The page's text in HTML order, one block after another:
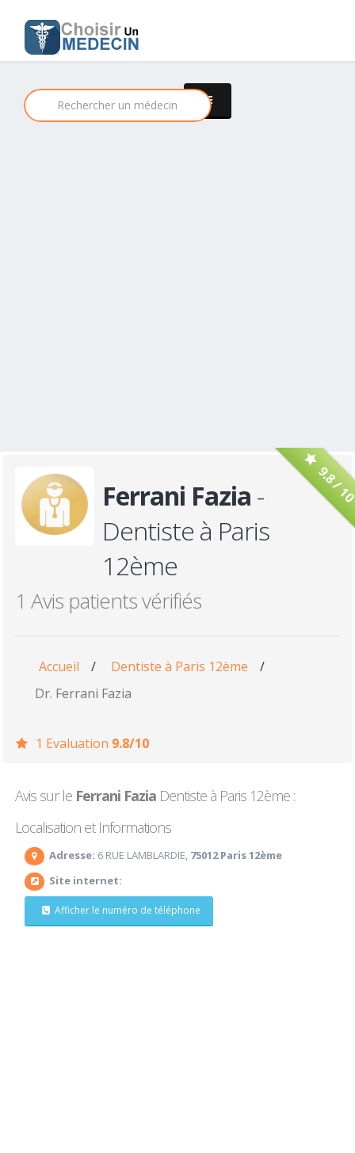
9.8 /
Ferrani Fazia -
Dentiste à Paris
12ème
1 Avis patients vérifiés
Accueil / Dentiste à Paris 12ème
/
Dr. Ferrani Fazia
1 Evaluation 9.8/10
Avis sur le Ferrani Fazia Dentiste à Paris 12ème :
Localisation et Informations
Adresse: 6 RUE LAMBLARDIE, 75012 Paris 12ème
Site internet:
Afficher le numéro de téléphone